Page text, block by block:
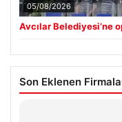
05/08/2026
Avcılar Belediyesi’ne
Son Eklenen